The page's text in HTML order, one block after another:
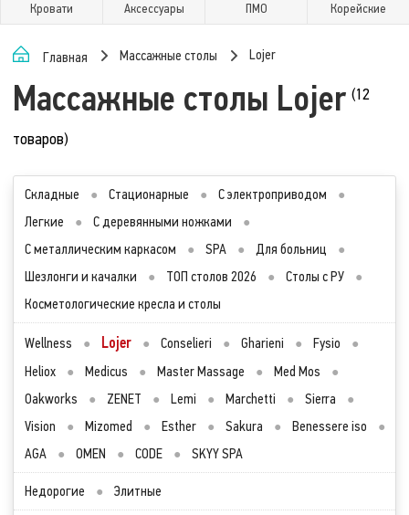
Кровати Аксессуары ПМО Корейские
Главная Массажные столы Lojer
Массажные столы Lojer (12
товаров)
Складные ● Стационарные ● С электроприводом
●
Легкие
● С деревянными ножками
●
С металлическим каркасом
● SPA ● Для больниц
●
Шезлонги и качалки
● ТОП столов 2026 ● Столы с РУ
●
Косметологические кресла и столы
Wellness ● Lojer ● Conselieri ● Gharieni ● Fysio
●
Heliox
● Medicus ● Master Massage ● Med Mos
●
Oakworks
● ZENET ● Lemi ● Marchetti ● Sierra
●
Vision
● Mizomed ● Esther ● Sakura ● Benessere iso
●
AGA
● OMEN ● CODE ● SKYY SPA
Недорогие ● Элитные